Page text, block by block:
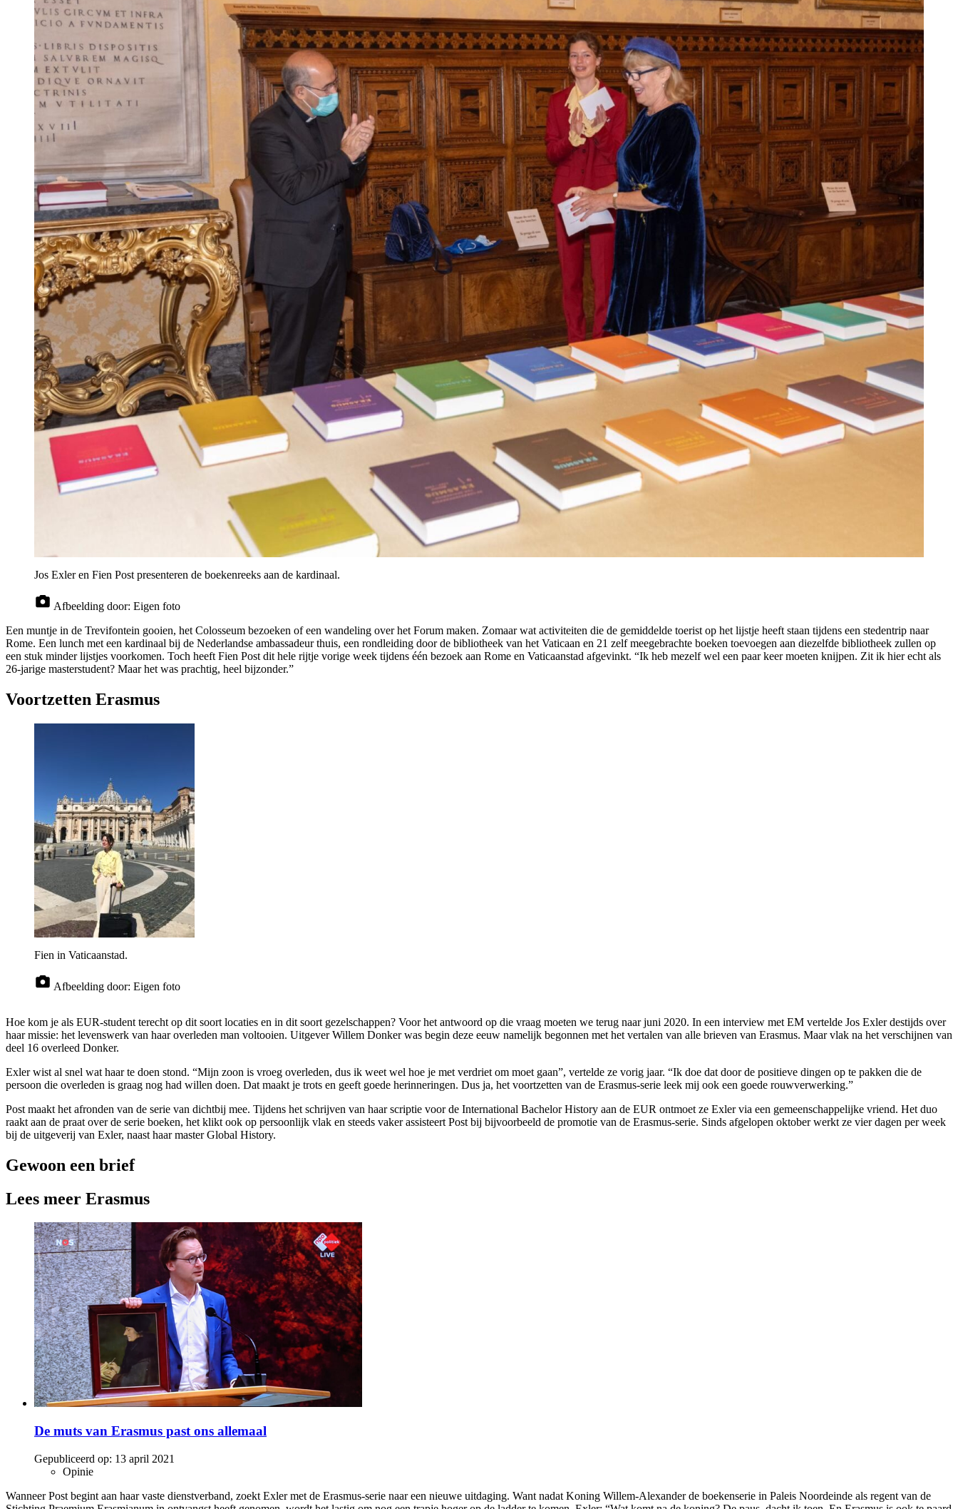
Jos Exler en Fien Post presenteren de boekenreeks aan de kardinaal.
Afbeelding door: Eigen foto
Een muntje in de Trevifontein gooien, het Colosseum bezoeken of een wandeling over het Forum maken. Zomaar wat activiteiten die de gemiddelde toerist op het lijstje heeft staan tijdens een stedentrip naar
Rome. Een lunch met een kardinaal bij de Nederlandse ambassadeur thuis, een rondleiding door de bibliotheek van het Vaticaan en 21 zelf meegebrachte boeken toevoegen aan diezelfde bibliotheek zullen op
een stuk minder lijstjes voorkomen. Toch heeft Fien Post dit hele rijtje vorige week tijdens één bezoek aan Rome en Vaticaanstad afgevinkt. “Ik heb mezelf wel een paar keer moeten knijpen. Zit ik hier echt als
26-jarige masterstudent? Maar het was prachtig, heel bijzonder.”
Voortzetten Erasmus
Fien in Vaticaanstad.
Afbeelding door: Eigen foto
Hoe kom je als EUR-student terecht op dit soort locaties en in dit soort gezelschappen? Voor het antwoord op die vraag moeten we terug naar juni 2020. In een interview met EM vertelde Jos Exler destijds over
haar missie: het levenswerk van haar overleden man voltooien. Uitgever Willem Donker was begin deze eeuw namelijk begonnen met het vertalen van alle brieven van Erasmus. Maar vlak na het verschijnen van
deel 16 overleed Donker.
Exler wist al snel wat haar te doen stond. “Mijn zoon is vroeg overleden, dus ik weet wel hoe je met verdriet om moet gaan”, vertelde ze vorig jaar. “Ik doe dat door de positieve dingen op te pakken die de
persoon die overleden is graag nog had willen doen. Dat maakt je trots en geeft goede herinneringen. Dus ja, het voortzetten van de Erasmus-serie leek mij ook een goede rouwverwerking.”
Post maakt het afronden van de serie van dichtbij mee. Tijdens het schrijven van haar scriptie voor de International Bachelor History aan de EUR ontmoet ze Exler via een gemeenschappelijke vriend. Het duo
raakt aan de praat over de serie boeken, het klikt ook op persoonlijk vlak en steeds vaker assisteert Post bij bijvoorbeeld de promotie van de Erasmus-serie. Sinds afgelopen oktober werkt ze vier dagen per week
bij de uitgeverij van Exler, naast haar master Global History.
Gewoon een brief
Lees meer Erasmus
De muts van Erasmus past ons allemaal
Gepubliceerd op: 13 april 2021
Opinie
Wanneer Post begint aan haar vaste dienstverband, zoekt Exler met de Erasmus-serie naar een nieuwe uitdaging. Want nadat Koning Willem-Alexander de boekenserie in Paleis Noordeinde als regent van de